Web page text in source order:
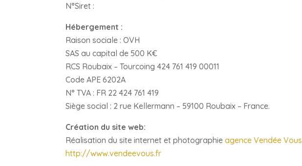
N°Siret :
Hébergement :
Raison sociale : OVH
SAS au capital de 500 K€
RCS Roubaix – Tourcoing 424 761 419 00011
Code APE 6202A
N° TVA : FR 22 424 761 419
Siège social : 2 rue Kellermann – 59100 Roubaix – France.
Création du site web:
Réalisation du site internet et photographieagence Vendée Vous
http://www.vendeevous.fr